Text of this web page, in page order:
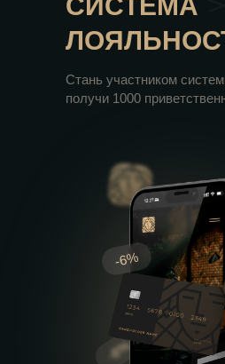
-8%
Стань участником
получи 1000
-6%